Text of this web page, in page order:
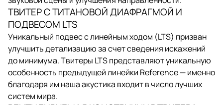
ТВИТЕР С ТИТАНОВОЙ ДИАФРАГМОЙ И
ПОДВЕСОМ LTS
Уникальный подвес с линейным ходом (LTS) призван
улучшить детализацию за счет сведения искажений
до минимума. Твитеры LTS представляют уникальную
особенность предыдущей линейки Reference — именно
благодаря им наша акустика входит в число лучших
систем мира.